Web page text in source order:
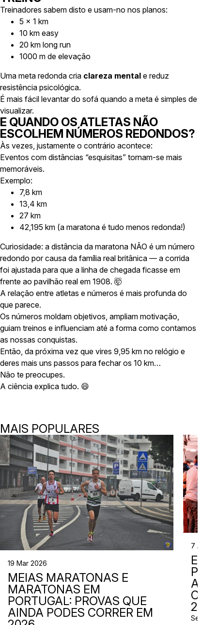
Treinadores sabem disto e usam-no nos planos:
5 x 1 km
10 km easy
20 km long run
1000 m de elevação
Uma meta redonda cria clareza mental e reduz
resistência psicológica.
É mais fácil levantar do sofá quando a meta é simples de
visualizar.
E QUANDO OS ATLETAS NÃO
ESCOLHEM NÚMEROS REDONDOS?
Às vezes, justamente o contrário acontece:
Eventos com distâncias “esquisitas” tornam-se mais
memoráveis.
Exemplo:
7,8 km
13,4 km
27 km
42,195 km (a maratona é tudo menos redonda!)
Curiosidade: a distância da maratona NÃO é um número
redondo por causa da família real britânica — a corrida
foi ajustada para que a linha de chegada ficasse em
frente ao pavilhão real em 1908. 🤯
A relação entre atletas e números é mais profunda do
que parece.
Os números moldam objetivos, ampliam motivação,
guiam treinos e influenciam até a forma como contamos
as nossas conquistas.
Então, da próxima vez que vires 9,95 km no relógio e
deres mais uns passos para fechar os 10 km…
Não te preocupes.
A ciência explica tudo. 😄
MAIS POPULARES
19 Mar 2026
MEIAS MARATONAS E
MARATONAS EM
PORTUGAL: PROVAS QUE
AINDA PODES CORRER EM
7 Abr
Se